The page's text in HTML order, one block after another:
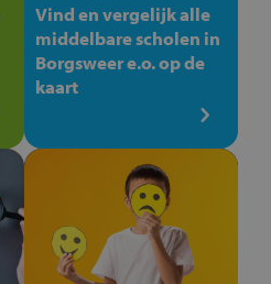
Vind en vergelijk alle
middelbare scholen in
Borgsweer e.o. op de
kaart